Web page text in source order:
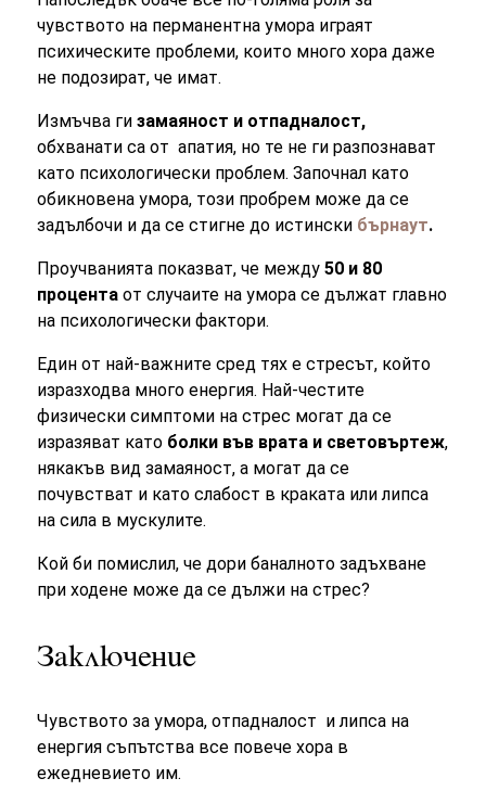
чувството на перманентна умора играят
психическите проблеми, които много хора даже
не подозират, че имат.
Измъчва гизамаяност и отпадналост,
обхванати са от апатия, но те не ги разпознават
като психологически проблем. Започнал като
обикновена умора, този пробрем може да се
задълбочи и да се стигне до истински бърнаут.
Проучванията показват, че между 50 и 80
процента от случаите на умора се дължат главно
на психологически фактори.
Един от най-важните сред тях е стресът, който
изразходва много енергия. Най-честите
физически симптоми на стрес могат да се
изразяват като болки във врата и световъртеж,
някакъв вид замаяност, а могат да се
почувстват и като слабост в краката или липса
на сила в мускулите.
Кой би помислил, че дори баналното задъхване
при ходене може да се дължи на стрес?
Заключение
Чувството за умора, отпадналост и липса на
енергия съпътства все повече хора в
ежедневието им.